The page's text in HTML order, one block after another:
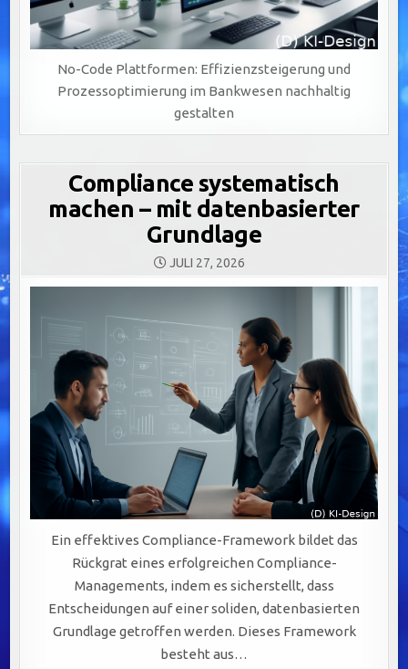
No-Code Plattformen: Effizienzsteigerung und
Prozessoptimierung im Bankwesen nachhaltig
gestalten
Compliance systematisch
machen – mit datenbasierter
Grundlage
JULI 27, 2026
Ein effektives Compliance-Framework bildet das
Rückgrat eines erfolgreichen Compliance-
Managements, indem es sicherstellt, dass
Entscheidungen auf einer soliden, datenbasierten
Grundlage getroffen werden. Dieses Framework
besteht aus…